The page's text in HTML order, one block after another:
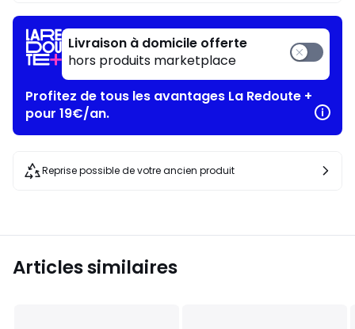
Livraison à domicile offerte
hors produits marketplace
Profitez de tous les avantages La Redoute +
pour 19€/an.
Reprise possible de votre ancien produit
Articles similaires